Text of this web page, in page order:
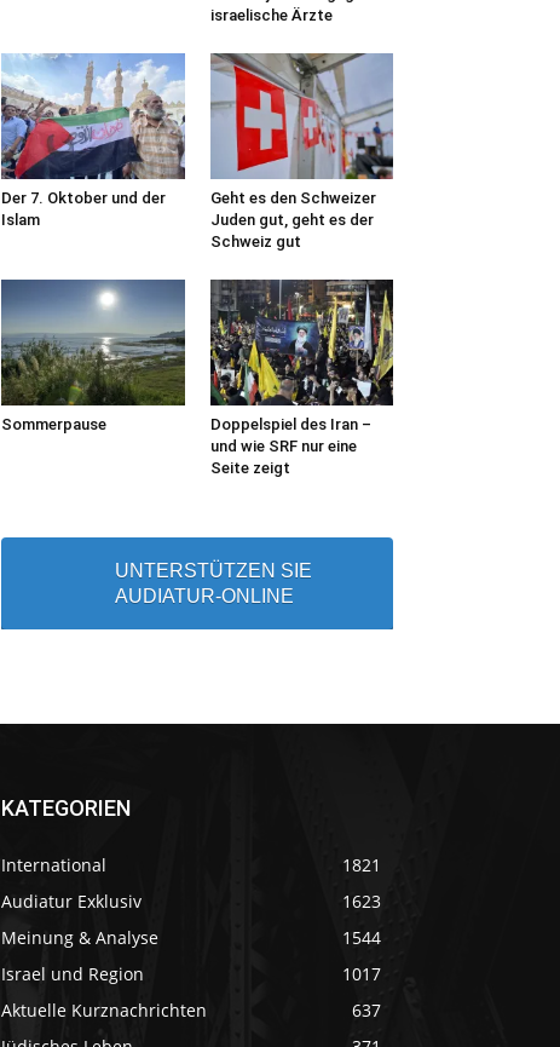
israelische Ärzte
Der 7. Oktober und der
Islam
Geht es den Schweizer
Juden gut, geht es der
Schweiz gut
Sommerpause
Doppelspiel des Iran –
und wie SRF nur eine
Seite zeigt
UNTERSTÜTZEN SIE
AUDIATUR-ONLINE
KATEGORIEN
International
1821
Audiatur Exklusiv
1623
Meinung & Analyse
1544
Israel und Region
1017
Aktuelle Kurznachrichten
637